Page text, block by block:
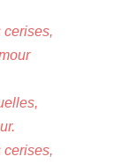
cerises,
cerises,